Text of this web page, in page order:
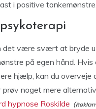
i positive tankemønstre.
det være svært at bryde
på egen hånd. Hvis
hjælp, kan du overveje
prøv noget mere
hypnose Roskilde